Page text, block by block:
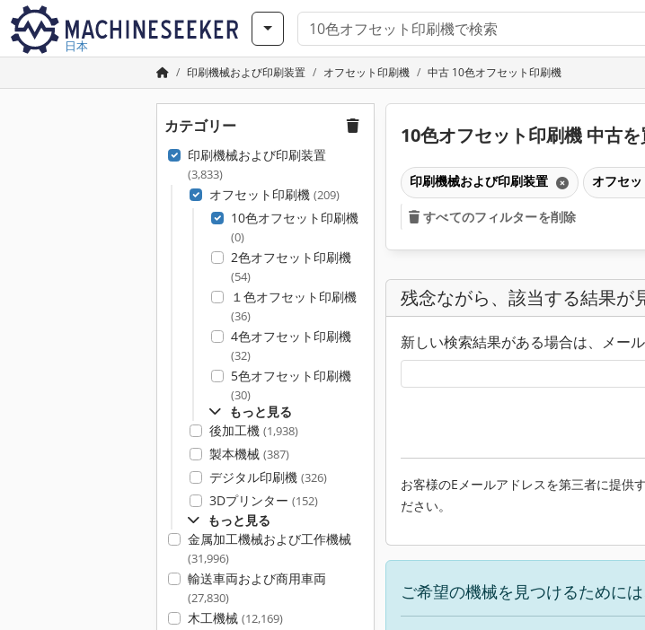
日本
印刷機械および印刷装置 オフセット印刷機 中古 10色オフセット印刷機
カテゴリー
印刷機械および印刷装置
(3,833)
オフセット印刷機 (209)
10色オフセット印刷機
(0)
2色オフセット印刷機
(54)
１色オフセット印刷機
(36)
4色オフセット印刷機
(32)
5色オフセット印刷機
(30)
もっと見る
後加工機 (1,938)
製本機械 (387)
デジタル印刷機 (326)
3Dプリンター (152)
もっと見る
金属加工機械および工作機械
(31,996)
輸送車両および商用車両
(27,830)
木工機械 (12,169)
10色オフセット印刷機 中古を
印刷機械および印刷装置 オフセ
すべてのフィルターを削除
残念ながら、該当する結果が
新しい検索結果がある場合は、メー
お客様のEメールアドレスを第三者に提供
ださい。
ご希望の機械を見つけるために